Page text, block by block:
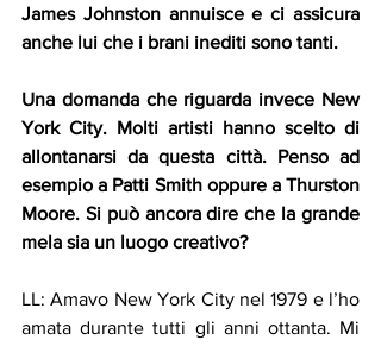
James Johnston annuisce e ci assicura
anche lui che i brani inediti sono tanti.
Una domanda che riguarda invece New
York City. Molti artisti hanno scelto di
allontanarsi da questa città. Penso ad
esempio a Patti Smith oppure a Thurston
Moore. Si può ancora dire che la grande
mela sia un luogo creativo?
LL: Amavo New York City nel 1979 e l’ho
amata durante tutti gli anni ottanta. Mi